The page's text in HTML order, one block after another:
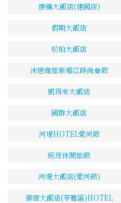
康橋大飯店(建國店)
假期大飯店
松柏大飯店
沐戀商旅新堀江時尚會館
凱得來大飯店
國群大飯店
河堤HOTEL愛河館
統茂休閒旅館
河堤大飯店(愛河館)
御宿大飯店(苓雅區)HOTEL